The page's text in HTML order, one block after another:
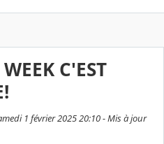
C'EST
1 février 2025 20:10 - Mis à jour